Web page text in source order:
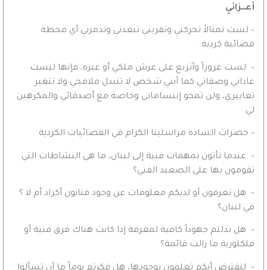
أعـــزائي
– لست تمثالاً تحركني وتقربني تبعدني وتدمرني أي محطة
فضائية كردية.
– لست غروراً وأتربع على عرش ملكي أو غيره، فإنها ليست
عاداتي وصفاتي كما أنني شخص لا تتبدل ملامحي ولا تتغير
تعابيري، ولن تمحو إبتساماتي وخاصة مع أصدقائي والمكرهين
لي.
– حضرات السادة مراسلينا الكرام في الفضائيات الكردية
– عندما تأتون بمهمات فنية إلى لبنان، ما هي النشاطات التي
تقومون بها على الصعيد الفني؟
– هل تعرفون أو لديكم معلومات عن وجود فنانون أكراد أم لا ؟
في لبنان؟
– هل بذلتم جهوداً كافية لمعرفة إذا كانت هناك فرق فنية أو
فلكلورية ما زالت قائمة؟